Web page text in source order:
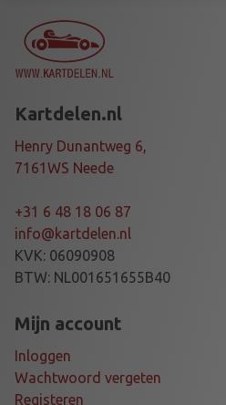
A
8
X
3
M
M
A
L
G
a
a
Kartdelen.nl
Henry Dunantweg 6,
7161WS Neede
+31 6 48 18 06 87
info@kartdelen.nl
KVK: 06090908
BTW: NL001651655B40
Mijn account
Inloggen
Wachtwoord vergeten
Registeren